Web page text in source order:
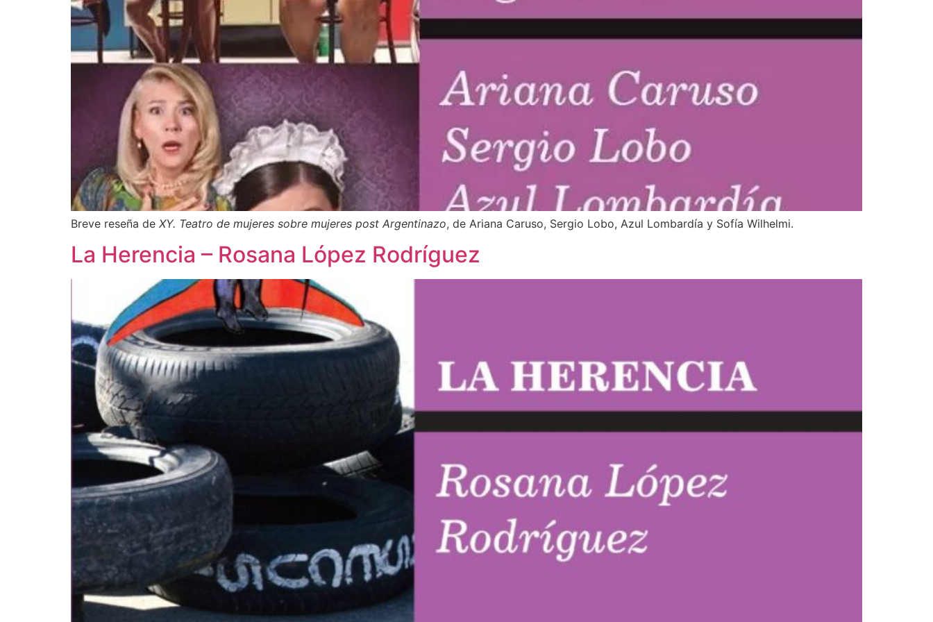
Breve reseña de XY. Teatro de mujeres sobre mujeres post Argentinazo, de Ariana Caruso, Sergio Lobo, Azul Lombardía y Sofía Wilhelmi.
La Herencia – Rosana López Rodríguez